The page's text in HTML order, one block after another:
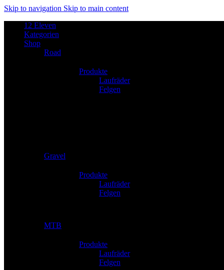
Skip to navigation Skip to main content
12 Eleven
Kategorien
Shop
Road
Produkte
Laufräder
Felgen
Gravel
Produkte
Laufräder
Felgen
MTB
Produkte
Laufräder
Felgen